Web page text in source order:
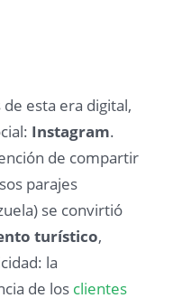
esta era digital,
Instagram.
de compartir
parajes
se convirtió
turístico,
la
de los clientes